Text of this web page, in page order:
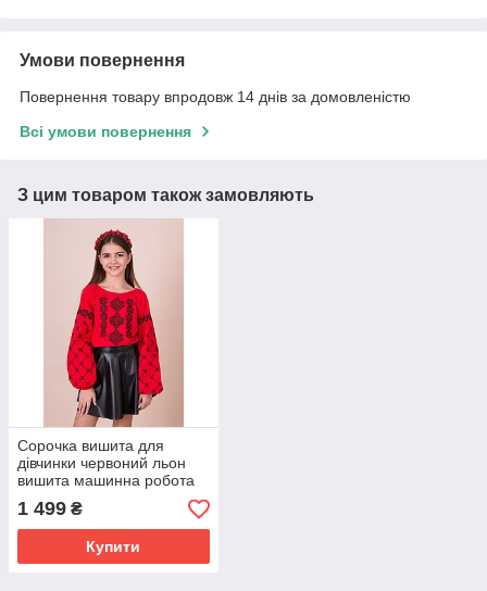
Умови повернення
Повернення товару впродовж 14 днів за домовленістю
Всі умови повернення
З цим товаром також замовляють
Сорочка вишита для
дівчинки червоний льон
вишита машинна робота
ріст 146 по 164
1 499 ₴
Купити